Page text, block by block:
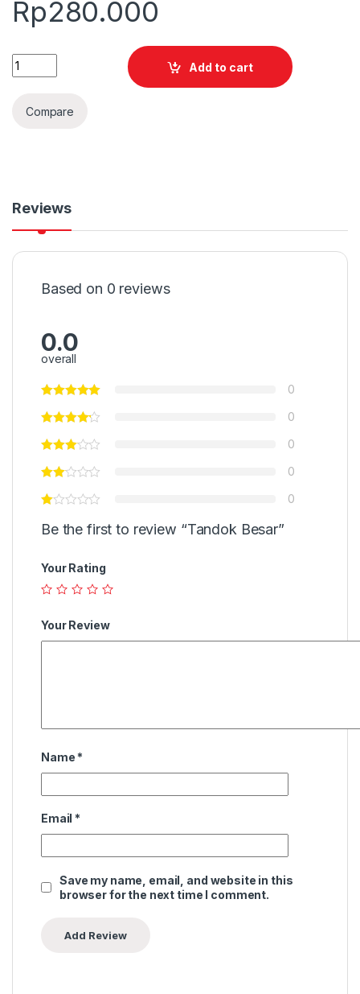
Rp280.000
Quantity
Add to cart
Compare
Reviews
Based on 0 reviews
0.0
overall
0
0
0
0
0
Be the first to review “Tandok Besar”
Your Rating
Your Review
Name *
Email *
Save my name, email, and website in this
browser for the next time I comment.